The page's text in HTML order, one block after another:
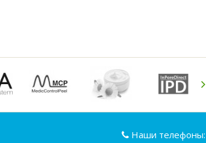
Наши телефоны: